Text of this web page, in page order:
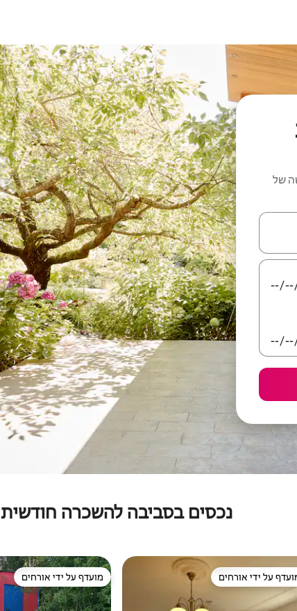
של
למעלה ולמטה או לעיין בעזרת תנועות מגע או החלקה.
נכסים בסביבה להשכרה חודשית
בקרב נכסים מועדפים על ידי אורחים
על ידי אורחים מועדף על ידי אורחים
מועדף על ידי אורחים